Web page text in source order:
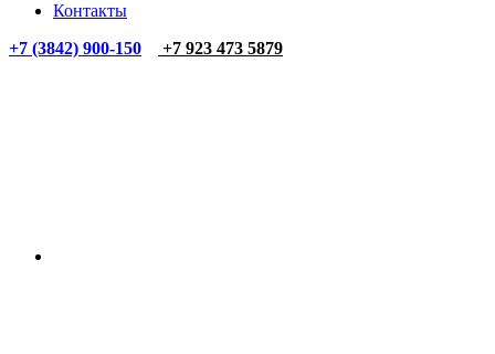
Контакты
+7 (3842) 900-150
+7 923 473 5879